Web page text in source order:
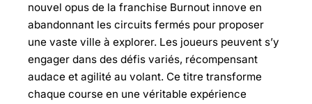
nouvel opus de la franchise Burnout innove en
abandonnant les circuits fermés pour proposer
une vaste ville à explorer. Les joueurs peuvent s’y
engager dans des défis variés, récompensant
audace et agilité au volant. Ce titre transforme
chaque course en une véritable expérience